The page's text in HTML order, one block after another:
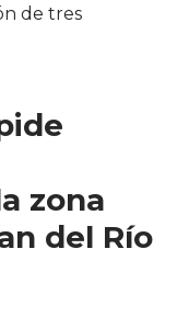
de tres
zona
del Río